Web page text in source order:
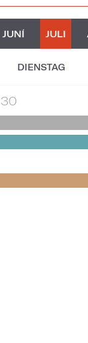
JUNÍ JULI
DIENSTAG
30